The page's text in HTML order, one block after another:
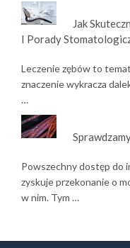
Jak
I Porady
Leczenie zębów to
znaczenie wykracza
…
Powszechny dostęp do
zyskuje przekonanie o
w nim. Tym …